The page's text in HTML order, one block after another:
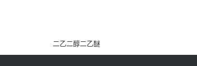
二乙二醇二乙醚